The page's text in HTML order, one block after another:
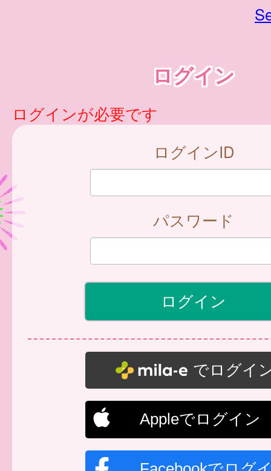
ログイン
ログインが必要です
ログインID
パスワード
でログイ
Appleでログイン